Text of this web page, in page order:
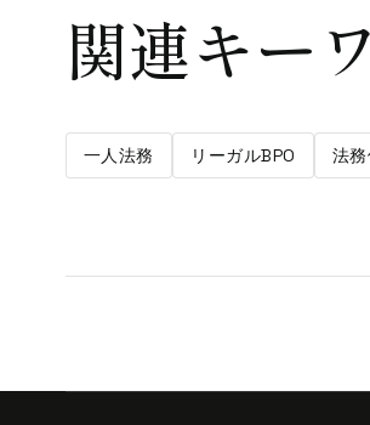
関連キー
一人法務 リーガルBPO 法